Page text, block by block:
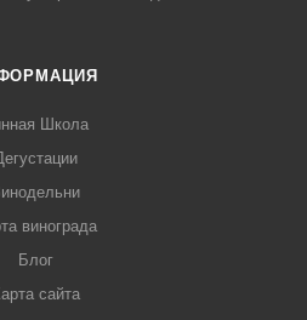
Школа
винограда
Блог
сайта